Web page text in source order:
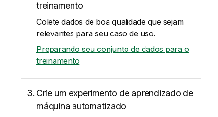
treinamento
Colete dados de boa qualidade que sejam
relevantes para seu caso de uso.
Preparando seu conjunto de dados para o
treinamento
Crie um experimento de aprendizado de
máquina automatizado